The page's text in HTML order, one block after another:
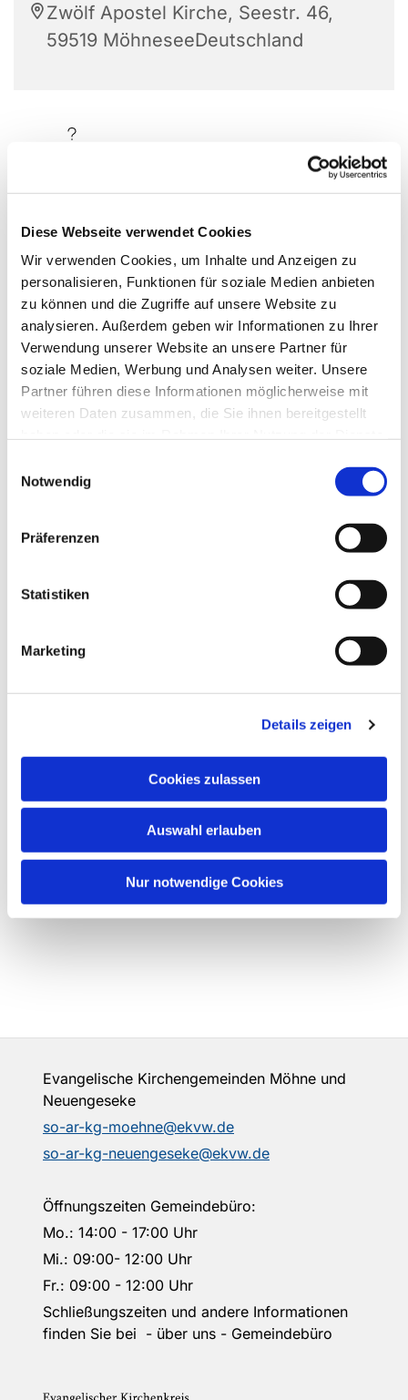
Diese Webseite verwendet Cookies
Wir verwenden Cookies, um Inhalte und Anzeigen zu
personalisieren, Funktionen für soziale Medien anbieten
zu können und die Zugriffe auf unsere Website zu
analysieren. Außerdem geben wir Informationen zu Ihrer
Verwendung unserer Website an unsere Partner für
soziale Medien, Werbung und Analysen weiter. Unsere
Partner führen diese Informationen möglicherweise mit
weiteren Daten zusammen, die Sie ihnen bereitgestellt
Notwendig
Präferenzen
Statistiken
Marketing
Details zeigen
Cookies zulassen
Auswahl erlauben
Nur notwendige Cookies
Zwölf Apostel Kirche, Seestr. 46,
59519 MöhneseeDeutschland
Evangelische Kirchengemeinden Möhne und
Neuengeseke
so-ar-kg-moehne@ekvw.de
so-ar-kg-neuengeseke@ekvw.de
Öffnungszeiten Gemeindebüro:
Mo.: 14:00 - 17:00 Uhr
Mi.: 09:00- 12:00 Uhr
Fr.: 09:00 - 12:00 Uhr
Schließungszeiten und andere Informationen
finden Sie bei - über uns - Gemeindebüro